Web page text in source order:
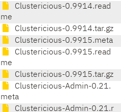
Clustericious-0.9914.read
me
Clustericious-0.9914.tar.gz
Clustericious-0.9915.meta
Clustericious-0.9915.read
me
Clustericious-0.9915.tar.gz
Clustericious-Admin-0.21.
meta
Clustericious-Admin-0.21.r